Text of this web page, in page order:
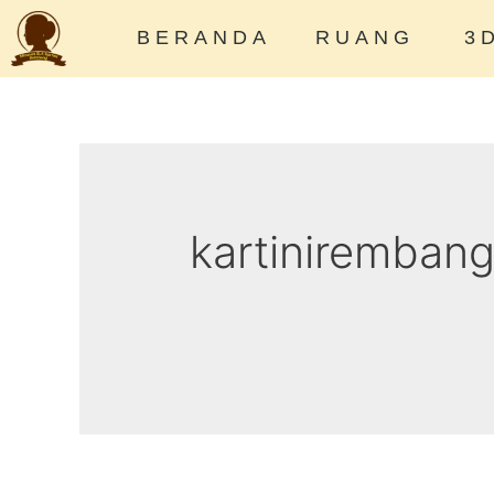
BERANDA RUANG
kartinirembang